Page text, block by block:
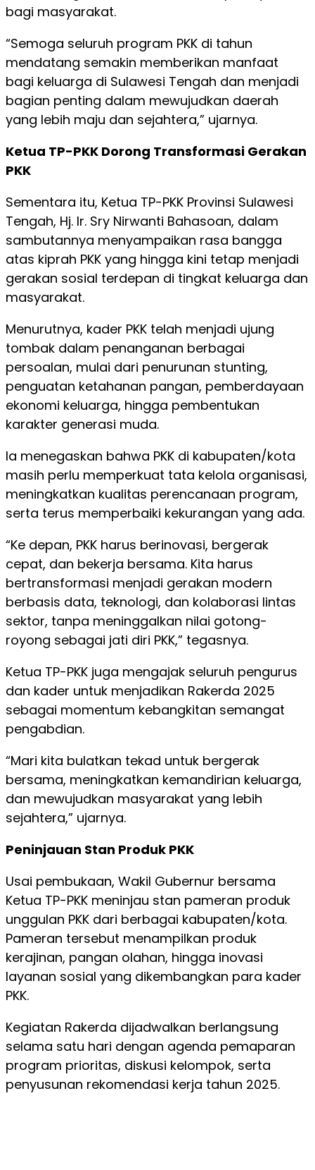
bagi masyarakat.
“Semoga seluruh program PKK di tahun
mendatang semakin memberikan manfaat
bagi keluarga di Sulawesi Tengah dan menjadi
bagian penting dalam mewujudkan daerah
yang lebih maju dan sejahtera,” ujarnya.
Ketua TP-PKK Dorong Transformasi Gerakan
PKK
Sementara itu, Ketua TP-PKK Provinsi Sulawesi
Tengah, Hj. Ir. Sry Nirwanti Bahasoan, dalam
sambutannya menyampaikan rasa bangga
atas kiprah PKK yang hingga kini tetap menjadi
gerakan sosial terdepan di tingkat keluarga dan
masyarakat.
Menurutnya, kader PKK telah menjadi ujung
tombak dalam penanganan berbagai
persoalan, mulai dari penurunan stunting,
penguatan ketahanan pangan, pemberdayaan
ekonomi keluarga, hingga pembentukan
karakter generasi muda.
Ia menegaskan bahwa PKK di kabupaten/kota
masih perlu memperkuat tata kelola organisasi,
meningkatkan kualitas perencanaan program,
serta terus memperbaiki kekurangan yang ada.
“Ke depan, PKK harus berinovasi, bergerak
cepat, dan bekerja bersama. Kita harus
bertransformasi menjadi gerakan modern
berbasis data, teknologi, dan kolaborasi lintas
sektor, tanpa meninggalkan nilai gotong-
royong sebagai jati diri PKK,” tegasnya.
Ketua TP-PKK juga mengajak seluruh pengurus
dan kader untuk menjadikan Rakerda 2025
sebagai momentum kebangkitan semangat
pengabdian.
“Mari kita bulatkan tekad untuk bergerak
bersama, meningkatkan kemandirian keluarga,
dan mewujudkan masyarakat yang lebih
sejahtera,” ujarnya.
Peninjauan Stan Produk PKK
Usai pembukaan, Wakil Gubernur bersama
Ketua TP-PKK meninjau stan pameran produk
unggulan PKK dari berbagai kabupaten/kota.
Pameran tersebut menampilkan produk
kerajinan, pangan olahan, hingga inovasi
layanan sosial yang dikembangkan para kader
PKK.
Kegiatan Rakerda dijadwalkan berlangsung
selama satu hari dengan agenda pemaparan
program prioritas, diskusi kelompok, serta
penyusunan rekomendasi kerja tahun 2025.